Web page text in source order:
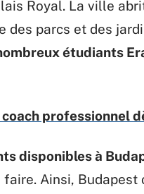
Royal. La ville
des parcs et des
étudiants
professionnel
disponibles à
faire. Ainsi, Budapest